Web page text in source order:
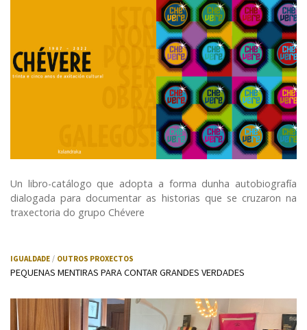
Un libro-catálogo que adopta a forma dunha autobiografía
dialogada para documentar as historias que se cruzaron na
traxectoria do grupo Chévere
IGUALDADE OUTROS PROXECTOS
PEQUENAS MENTIRAS PARA CONTAR GRANDES VERDADES